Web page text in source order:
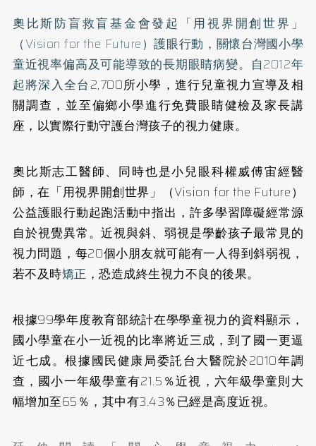
奧比斯防盲救盲基金會發起「用視界開創世界」
（Vision for the Future）護眼行動，關懷台灣國小學
童近視率偏高及可能導致的長期眼睛病變。自2012年
起將深入全台2,700所小學，進行兒童視力宣導及相
關調查，並至偏鄉小學進行免費眼睛健檢及家長講
座，以實際行動守護台灣孩子的視力健康。
奧比斯志工醫師、同時也是小兒眼科權威傅宙經醫
師，在「用視界開創世界」（Vision for the Future）
公益護眼行動起跑活動中指出，許多學習障礙經常源
自於視覺異常。近視與斜、弱視是學齡孩子最常見的
視力問題，每20個小朋友就可能有一人得到斜弱視，
若不及時矯正 ，恐造成終生視力不良的後果。
根據99學年度教育部統計在學學童視力的資料顯示，
國小學童在小一近視的比率將近三成，到了國一更逼
近七成。根據國民健康局委託台大醫院於2010年調
查，國小一年級學童有21.5％近視，六年級學童則大
幅增加至65％，其中有3.43％已經是高度近視。